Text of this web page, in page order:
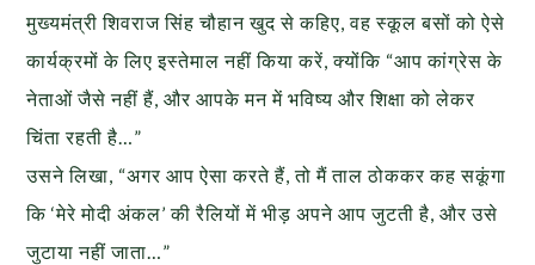
मुख्यमंत्री शिवराज सिंह चौहान खुद से कहिए, वह स्कूल बसों को ऐसे
कार्यक्रमों के लिए इस्तेमाल नहीं किया करें, क्योंकि “आप कांग्रेस के
नेताओं जैसे नहीं हैं, और आपके मन में भविष्य और शिक्षा को लेकर
चिंता रहती है…”
उसने लिखा, “अगर आप ऐसा करते हैं, तो मैं ताल ठोककर कह सकूंगा
कि ‘मेरे मोदी अंकल’ की रैलियों में भीड़ अपने आप जुटती है, और उसे
जुटाया नहीं जाता…”